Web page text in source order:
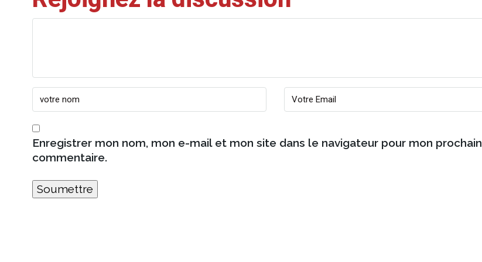
Enregistrer mon nom, mon e-mail et mon site dans le navigateur pour mon prochain
commentaire.